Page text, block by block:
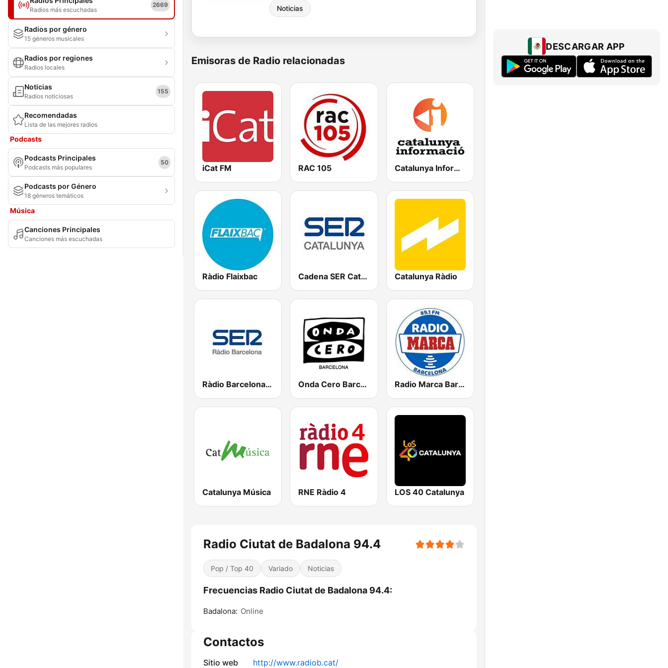
Radios más escuchadas
2669
Radios por género
15 géneros musicales
Radios por regiones
Radios locales
Noticias
Radios noticiosas
155
Recomendadas
Lista de las mejores radios
Podcasts
Podcasts Principales
Podcasts más populares
50
Podcasts por Género
18 géneros temáticos
Música
Canciones Principales
Canciones más escuchadas
Noticias
Emisoras de Radio relacionadas
iCat FM RAC 105 Catalunya Informació
Ràdio Flaixbac Cadena SER Catalunya Catalunya Ràdio
Ràdio Barcelona SER Onda Cero Barcelona Radio Marca Barcelona
Catalunya Música RNE Ràdio 4 LOS 40 Catalunya
Radio Ciutat de Badalona 94.4
Pop / Top 40 Variado Noticias
Frecuencias Radio Ciutat de Badalona 94.4:
Badalona: Online
Contactos
Sitio web http://www.radiob.cat/
DESCARGAR APP